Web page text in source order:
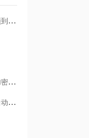
临时插进来的紧急任务，哪款备忘录支持快速置顶到清单首位？
日记和账号密码需要安全存放，哪款备忘录支持加密保护？
安卓手机换机后数据会丢吗？哪款便签支持云端自动备份？